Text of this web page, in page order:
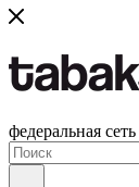
федеральная